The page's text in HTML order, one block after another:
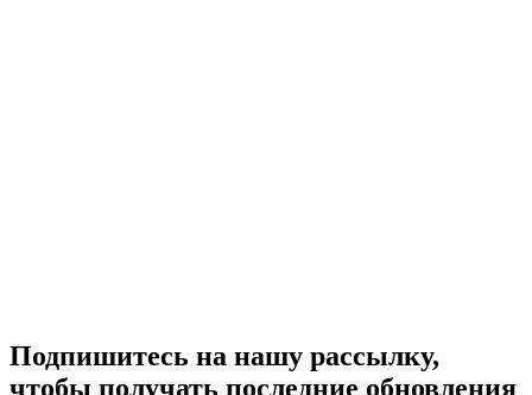
Подпишитесь на нашу рассылку,
чтобы получать последние обновления